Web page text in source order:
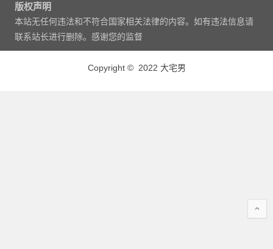
版权声明
本站无任何违法和不符合国家相关法律的内容。如有违法信息请
联系站长进行删除。感谢您的监督
Copyright © 2022 大宅男